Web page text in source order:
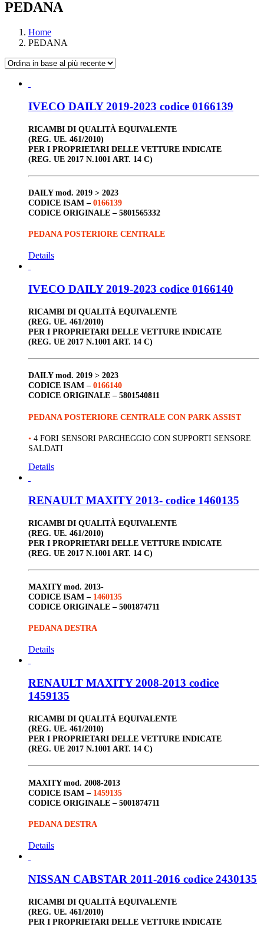
PEDANA
Home
PEDANA
IVECO DAILY 2019-2023 codice 0166139
RICAMBI DI QUALITÀ EQUIVALENTE
(REG. UE. 461/2010)
PER I PROPRIETARI DELLE VETTURE INDICATE
(REG. UE 2017 N.1001 ART. 14 C)
DAILYmod. 2019 > 2023
CODICE ISAM – 0166139
CODICE ORIGINALE – 5801565332
PEDANA POSTERIORE CENTRALE
Details
IVECO DAILY 2019-2023 codice 0166140
RICAMBI DI QUALITÀ EQUIVALENTE
(REG. UE. 461/2010)
PER I PROPRIETARI DELLE VETTURE INDICATE
(REG. UE 2017 N.1001 ART. 14 C)
DAILYmod. 2019 > 2023
CODICE ISAM – 0166140
CODICE ORIGINALE – 5801540811
PEDANA POSTERIORE CENTRALE CON PARK ASSIST
• 4 FORI SENSORI PARCHEGGIO CON SUPPORTI SENSORE
SALDATI
Details
RENAULT MAXITY 2013- codice 1460135
RICAMBI DI QUALITÀ EQUIVALENTE
(REG. UE. 461/2010)
PER I PROPRIETARI DELLE VETTURE INDICATE
(REG. UE 2017 N.1001 ART. 14 C)
MAXITYmod. 2013-
CODICE ISAM – 1460135
CODICE ORIGINALE – 5001874711
PEDANA DESTRA
Details
RENAULT MAXITY 2008-2013 codice
1459135
RICAMBI DI QUALITÀ EQUIVALENTE
(REG. UE. 461/2010)
PER I PROPRIETARI DELLE VETTURE INDICATE
(REG. UE 2017 N.1001 ART. 14 C)
MAXITYmod. 2008-2013
CODICE ISAM – 1459135
CODICE ORIGINALE – 5001874711
PEDANA DESTRA
Details
NISSAN CABSTAR 2011-2016 codice 2430135
RICAMBI DI QUALITÀ EQUIVALENTE
(REG. UE. 461/2010)
PER I PROPRIETARI DELLE VETTURE INDICATE